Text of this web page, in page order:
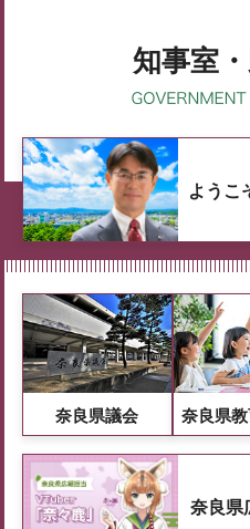
知事室
ようこ
奈良県議会 奈良県
奈良県